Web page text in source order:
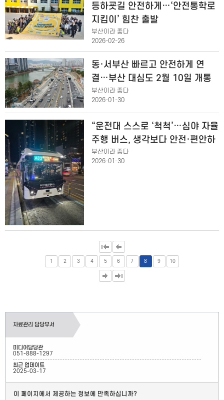
등하굣길 안전하게…‘안전통학로
지킴이’ 힘찬 출발
부산이라 좋다
2026-02-26
동·서부산 빠르고 안전하게 연
결…부산 대심도 2월 10일 개통
부산이라 좋다
2026-01-30
“운전대 스스로 ‘척척’…심야 자율
주행 버스, 생각보다 안전·편안하
네”
부산이라 좋다
2026-01-30
1 2 3 4 5 6 7 8 9 10
자료관리 담당부서
미디어담당관
051-888-1297
최근 업데이트
2025-03-17
이 페이지에서 제공하는 정보에 만족하십니까?